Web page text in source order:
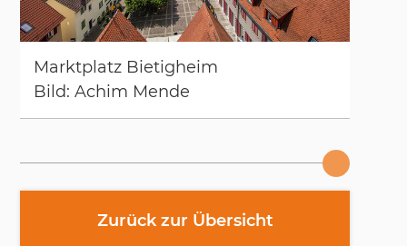
Markt­platz Bie­tig­heim
Bild: Achim Men­de
Zurück zur Übersicht